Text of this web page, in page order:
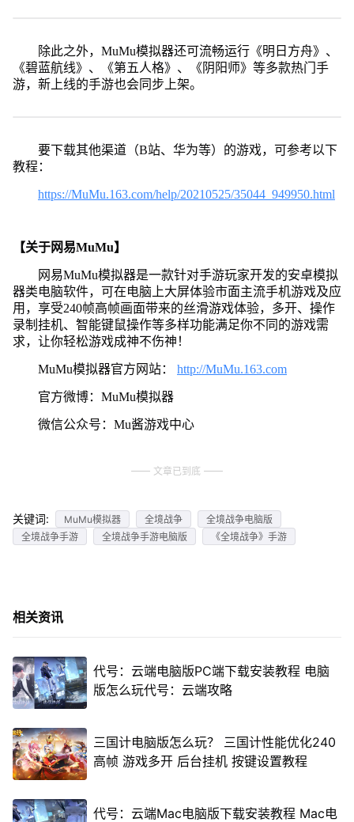
除此之外，MuMu模拟器还可流畅运行《明日方舟》、
《碧蓝航线》、《第五人格》、《阴阳师》等多款热门手
游，新上线的手游也会同步上架。
要下载其他渠道（B站、华为等）的游戏，可参考以下
教程：
https://MuMu.163.com/help/20210525/35044_949950.html
【关于网易MuMu】
网易MuMu模拟器是一款针对手游玩家开发的安卓模拟
器类电脑软件，可在电脑上大屏体验市面主流手机游戏及应
用，享受240帧高帧画面带来的丝滑游戏体验，多开、操作
录制挂机、智能键鼠操作等多样功能满足你不同的游戏需
求，让你轻松游戏成神不伤神！
MuMu模拟器官方网站： http://MuMu.163.com
官方微博：MuMu模拟器
微信公众号：Mu酱游戏中心
文章已到底
关键词: MuMu模拟器 全境战争
全境战争电脑版
全境战争手游
全境战争手游电脑版 《全境战争》手游
相关资讯
代号：云端电脑版PC端下载安装教程 电脑
版怎么玩代号：云端攻略
三国计电脑版怎么玩？ 三国计性能优化240
高帧 游戏多开 后台挂机 按键设置教程
代号：云端Mac电脑版下载安装教程 Mac电